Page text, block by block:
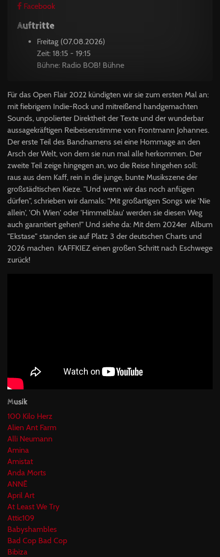
Facebook
Auftritte
Freitag (07.08.2026)
Zeit: 18:15 - 19:15
Bühne: Radio BOB! Bühne
Für das Open Flair 2022 kündigten wir sie zum ersten Mal an:
mit fiebrigem Indie-Rock und mitreißend handgemachten
Sounds, unpolierter Direktheit der Texte und der wunderbar
aussagekräftigen Reibeisenstimme von Frontmann Johannes.
Der erste Teil des Bandnamens sei eine Hommage an den
Arsch der Welt, von dem sie nun mal alle herkommen. Der
zweite Teil zeige hingegen an, wo die Reise hingehen soll:
raus aus dem Kaff, rein in die junge, bunte Musikszene der
großstädtischen Kieze. "Und wenn wir das noch anfügen
dürfen", schrieben wir damals: "Mit großartigen Songs wie 'Nie
allein', 'Oh Wien' oder 'Himmelblau' werden sie diesen Weg
auch garantiert gehen!" Und siehe da: Mit dem 2024er Album
"Ekstase" standen sie auf Platz 3 der deutschen Charts und
2026 machen KAFFKIEZ einen großen Schritt nach Eschwege
zurück!
Musik
100 Kilo Herz
Alien Ant Farm
Alli Neumann
Amina
Amistat
Anda Morts
ANNĒ
April Art
At Least We Try
Attic109
Babyshambles
Bad Cop Bad Cop
Bibiza